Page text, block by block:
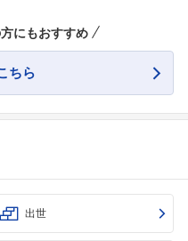
ました
にもおすすめ
ちら
出世